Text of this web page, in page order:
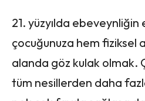
21. yüzyılda ebeveynliğin
çocuğunuza hem fiziksel
alanda göz kulak olmak.
tüm nesillerden daha